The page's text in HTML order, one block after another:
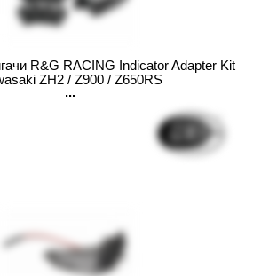
R&G RACING Indicator Adapter Kit
ZH2 / Z900 / Z650RS